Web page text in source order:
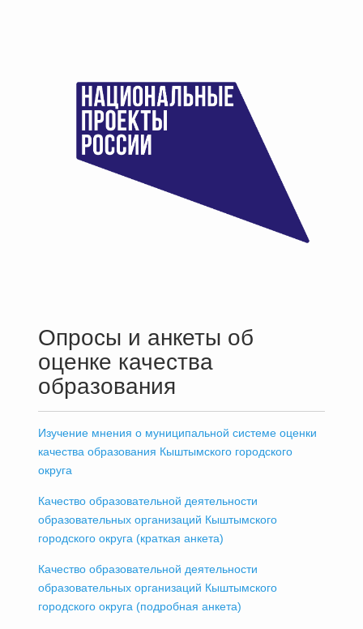
Опросы и анкеты об
оценке качества
образования
Изучение мнения о муниципальной системе оценки
качества образования Кыштымского городского
округа
Качество образовательной деятельности
образовательных организаций Кыштымского
городского округа (краткая анкета)
Качество образовательной деятельности
образовательных организаций Кыштымского
городского округа (подробная анкета)